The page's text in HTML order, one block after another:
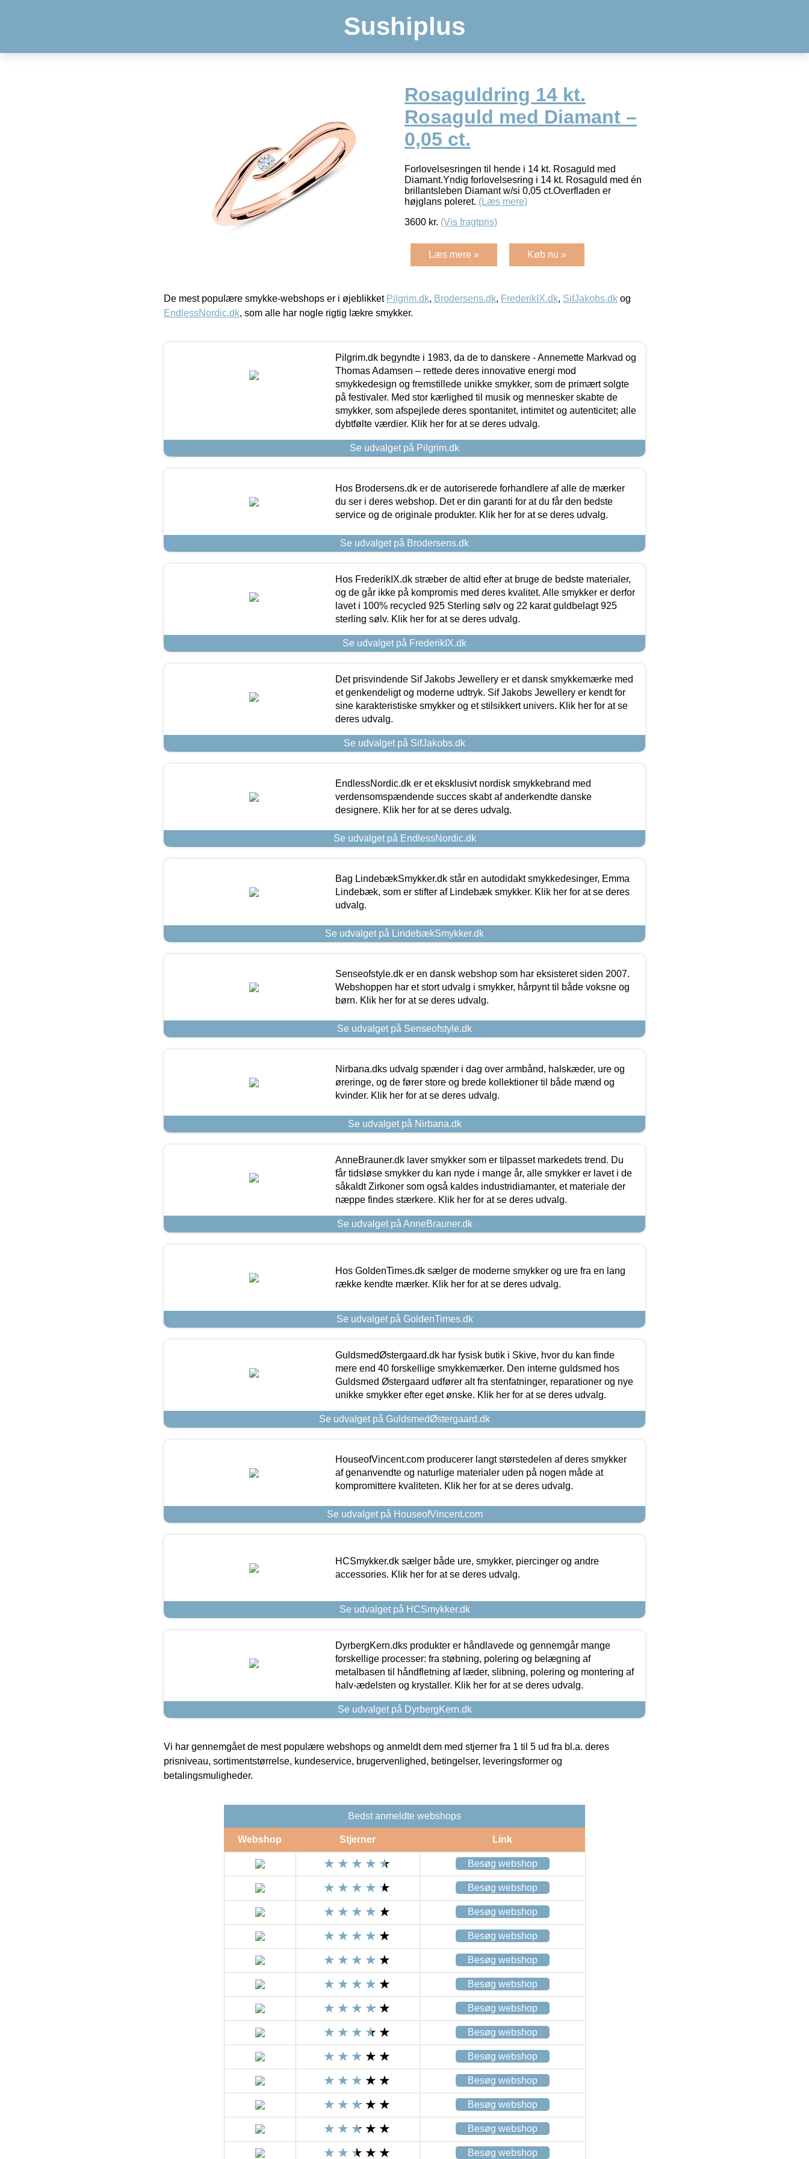
Sushiplus
Rosaguldring 14 kt.
Rosaguld med Diamant –
0,05 ct.
Forlovelsesringen til hende i 14 kt. Rosaguld med
Diamant.Yndig forlovelsesring i 14 kt. Rosaguld med én
brillantsleben Diamant w/si 0,05 ct.Overfladen er
højglans poleret. (Læs mere)
3600 kr. (Vis fragtpris)
Læs mere » Køb nu »
De mest populære smykke-webshops er i øjeblikket Pilgrim.dk, Brodersens.dk, FrederikIX.dk, SifJakobs.dk og
EndlessNordic.dk, som alle har nogle rigtig lækre smykker.
Pilgrim.dk begyndte i 1983, da de to danskere - Annemette Markvad og
Thomas Adamsen – rettede deres innovative energi mod
smykkedesign og fremstillede unikke smykker, som de primært solgte
på festivaler. Med stor kærlighed til musik og mennesker skabte de
smykker, som afspejlede deres spontanitet, intimitet og autenticitet; alle
dybtfølte værdier. Klik her for at se deres udvalg.
Se udvalget på Pilgrim.dk
Hos Brodersens.dk er de autoriserede forhandlere af alle de mærker
du ser i deres webshop. Det er din garanti for at du får den bedste
service og de originale produkter. Klik her for at se deres udvalg.
Se udvalget på Brodersens.dk
Hos FrederikIX.dk stræber de altid efter at bruge de bedste materialer,
og de går ikke på kompromis med deres kvalitet. Alle smykker er derfor
lavet i 100% recycled 925 Sterling sølv og 22 karat guldbelagt 925
sterling sølv. Klik her for at se deres udvalg.
Se udvalget på FrederikIX.dk
Det prisvindende Sif Jakobs Jewellery er et dansk smykkemærke med
et genkendeligt og moderne udtryk. Sif Jakobs Jewellery er kendt for
sine karakteristiske smykker og et stilsikkert univers. Klik her for at se
deres udvalg.
Se udvalget på SifJakobs.dk
EndlessNordic.dk er et eksklusivt nordisk smykkebrand med
verdensomspændende succes skabt af anderkendte danske
designere. Klik her for at se deres udvalg.
Se udvalget på EndlessNordic.dk
Bag LindebækSmykker.dk står en autodidakt smykkedesinger, Emma
Lindebæk, som er stifter af Lindebæk smykker. Klik her for at se deres
udvalg.
Se udvalget på LindebækSmykker.dk
Senseofstyle.dk er en dansk webshop som har eksisteret siden 2007.
Webshoppen har et stort udvalg i smykker, hårpynt til både voksne og
børn. Klik her for at se deres udvalg.
Se udvalget på Senseofstyle.dk
Nirbana.dks udvalg spænder i dag over armbånd, halskæder, ure og
øreringe, og de fører store og brede kollektioner til både mænd og
kvinder. Klik her for at se deres udvalg.
Se udvalget på Nirbana.dk
AnneBrauner.dk laver smykker som er tilpasset markedets trend. Du
får tidsløse smykker du kan nyde i mange år, alle smykker er lavet i de
såkaldt Zirkoner som også kaldes industridiamanter, et materiale der
næppe findes stærkere. Klik her for at se deres udvalg.
Se udvalget på AnneBrauner.dk
Hos GoldenTimes.dk sælger de moderne smykker og ure fra en lang
række kendte mærker. Klik her for at se deres udvalg.
Se udvalget på GoldenTimes.dk
GuldsmedØstergaard.dk har fysisk butik i Skive, hvor du kan finde
mere end 40 forskellige smykkemærker. Den interne guldsmed hos
Guldsmed Østergaard udfører alt fra stenfatninger, reparationer og nye
unikke smykker efter eget ønske. Klik her for at se deres udvalg.
Se udvalget på GuldsmedØstergaard.dk
HouseofVincent.com producerer langt størstedelen af deres smykker
af genanvendte og naturlige materialer uden på nogen måde at
kompromittere kvaliteten. Klik her for at se deres udvalg.
Se udvalget på HouseofVincent.com
HCSmykker.dk sælger både ure, smykker, piercinger og andre
accessories. Klik her for at se deres udvalg.
Se udvalget på HCSmykker.dk
DyrbergKern.dks produkter er håndlavede og gennemgår mange
forskellige processer: fra støbning, polering og belægning af
metalbasen til håndfletning af læder, slibning, polering og montering af
halv-ædelsten og krystaller. Klik her for at se deres udvalg.
Se udvalget på DyrbergKern.dk
Vi har gennemgået de mest populære webshops og anmeldt dem med stjerner fra 1 til 5 ud fra bl.a. deres
prisniveau, sortimentstørrelse, kundeservice, brugervenlighed, betingelser, leveringsformer og
betalingsmuligheder.
Bedst anmeldte webshops
Webshop Stjerner Link
Besøg webshop
Besøg webshop
Besøg webshop
Besøg webshop
Besøg webshop
Besøg webshop
Besøg webshop
Besøg webshop
Besøg webshop
Besøg webshop
Besøg webshop
Besøg webshop
Besøg webshop